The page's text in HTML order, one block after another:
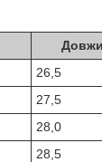
26,5
27,5
28,0
28,5